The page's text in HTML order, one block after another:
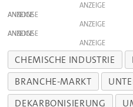
ANZEIGE
ANZEIGE
ANZEIGE
ANZEIGE
ANZEIGE
CHEMISCHE INDUSTRIE
BRANCHE-MARKT
DEKARBONISIERUNG